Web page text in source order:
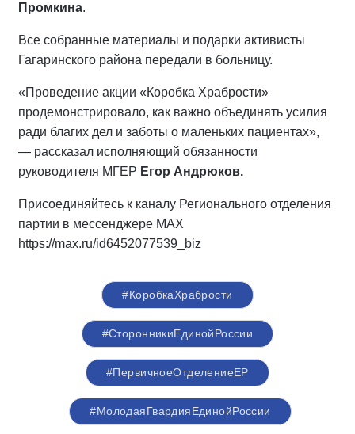
Промкина.
Все собранные материалы и подарки активисты
Гагаринского района передали в больницу.
«Проведение акции «Коробка Храбрости»
продемонстрировало, как важно объединять усилия
ради благих дел и заботы о маленьких пациентах»,
— рассказал исполняющий обязанности
руководителя МГЕР Егор Андрюков.
Присоединяйтесь к каналу Регионального отделения
партии в мессенджере MAX
https://max.ru/id6452077539_biz
#КоробкаХрабрости
#СторонникиЕдинойРоссии
#ПервичноеОтделениеЕР
#МолодаяГвардияЕдинойРоссии